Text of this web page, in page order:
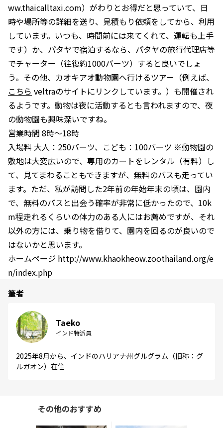
ww.thaicalltaxi.com）がわりとお得だと思っていて、日
時や場所等の詳細を送り、見積もり依頼をしてから、利用
しています。いつも、時間前には来てくれて、運転も上手
です）か、パタヤで宿泊するなら、パタヤの旅行代理店等
でチャーター（往復約1000バーツ）すると良いでしょ
う。その他、カオキアオ動物園へ行けるツアー（例えば、
こちら veltraのサイトにリンクしています。）も開催され
るようです。動物は夜に活動するとも言われますので、夜
の動物園も興味深いですね。
営業時間 8時～18時
入場料 大人：250バーツ、こども：100バーツ ※動物園の
敷地は大変広いので、専用のカートをレンタル（有料）し
て、見てまわることもできますが、無料のバスも走ってい
ます。ただ、私が訪問した2年前の年始年末の頃は、園内
で、無料のバスと出会う確率が非常に低かったので、10k
m程走れるくらいの体力のある人にはお薦めですが、それ
以外の方には、乗り物を借りて、園内を回るのが良いので
はないかと思います。
ホームページ http://www.khaokheow.zoothailand.org/e
n/index.php
筆者
Taeko
インド特派員
2025年8月から、インドのハリアナ州グルグラム（旧称：グ
ルガオン）在住
その他のおすすめ